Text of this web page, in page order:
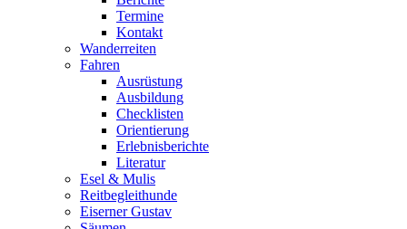
Termine
Kontakt
Wanderreiten
Fahren
Ausrüstung
Ausbildung
Checklisten
Orientierung
Erlebnisberichte
Literatur
Esel & Mulis
Reitbegleithunde
Eiserner Gustav